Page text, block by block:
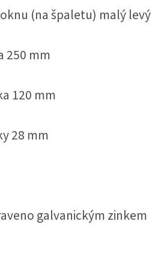
(na špaletu) malý levý
250 mm
120 mm
28 mm
galvanickým zinkem